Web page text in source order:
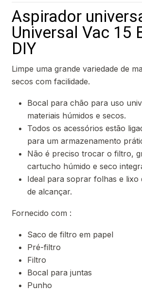
Aspirador
Universal Vac 15
DIY
Limpe uma grande variedade de
secos com facilidade.
Bocal para chão para uso
materiais húmidos e secos.
Todos os acessórios estão
para um armazenamento
Não é preciso trocar o filtro,
cartucho húmido e seco
Ideal para soprar folhas e lixo
de alcançar.
Fornecido com :
Saco de filtro em papel
Pré-filtro
Filtro
Bocal para juntas
Punho